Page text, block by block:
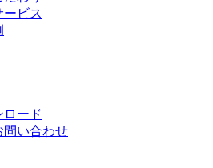
ービス
ロード
問い合わせ